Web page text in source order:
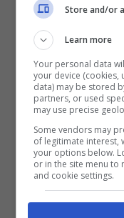
Il pilota
contratto con
potrebbe
Hamilton
davvero
Store and/or
Learn more
Your personal data
your device (cookies,
data) may be stored
partners, or used
may use precise
Some vendors may
of legitimate interest,
your options below.
or in the site menu to
and cookie settings.